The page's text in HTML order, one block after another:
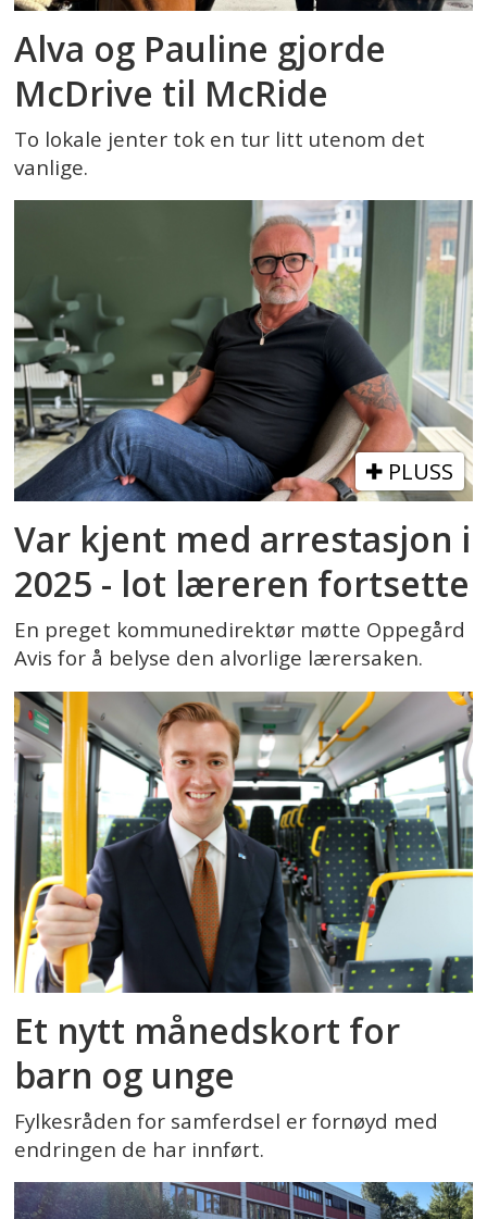
Alva og Pauline gjorde
McDrive til McRide
To lokale jenter tok en tur litt utenom det
vanlige.
PLUSS
Var kjent med arrestasjon i
2025 - lot læreren fortsette
En preget kommunedirektør møtte Oppegård
Avis for å belyse den alvorlige lærersaken.
Et nytt månedskort for
barn og unge
Fylkesråden for samferdsel er fornøyd med
endringen de har innført.